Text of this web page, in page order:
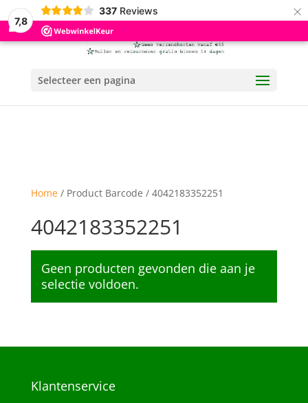
7,8
337 Reviews ×
Selecteer een pagina
Home/ Product Barcode / 4042183352251
4042183352251
Geen producten gevonden die aan je
selectie voldoen.
Klantenservice